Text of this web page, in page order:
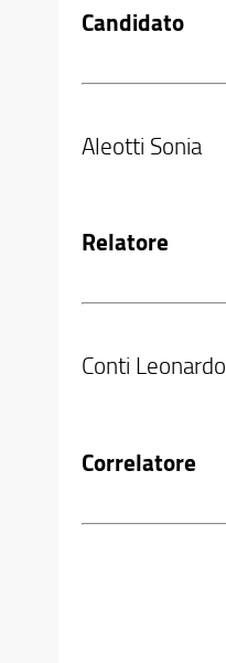
Candidato
Aleotti Sonia
Relatore
Conti Leonardo
Correlatore